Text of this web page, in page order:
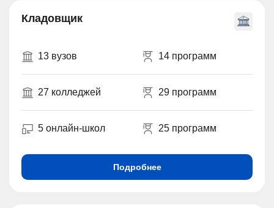
Кладовщик
13 вузов 14 программ
27 колледжей 29 программ
5 онлайн-школ 25 программ
Подробнее